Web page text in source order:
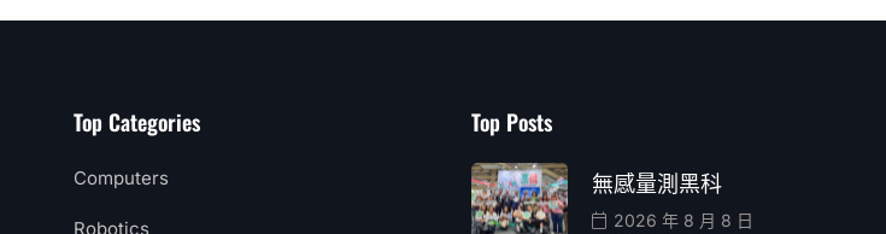
Top Categories
Computers
Robotics
Top Posts
無感量測黑科
2026 年 8 月 8 日